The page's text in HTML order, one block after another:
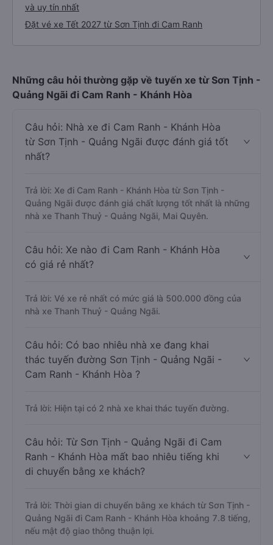
và uy tín nhất
Đặt vé xe Tết 2027 từ Sơn Tịnh đi Cam Ranh
Những câu hỏi thường gặp về tuyến xe từ Sơn Tịnh -
Quảng Ngãi đi Cam Ranh - Khánh Hòa
Câu hỏi: Nhà xe đi Cam Ranh - Khánh Hòa
từ Sơn Tịnh - Quảng Ngãi được đánh giá tốt
nhất?
Trả lời: Xe đi Cam Ranh - Khánh Hòa từ Sơn Tịnh -
Quảng Ngãi được đánh giá chất lượng tốt nhất là những
nhà xe Thanh Thuỷ - Quảng Ngãi, Mai Quyên.
Câu hỏi: Xe nào đi Cam Ranh - Khánh Hòa
có giá rẻ nhất?
Trả lời: Vé xe rẻ nhất có mức giá là 500.000 đồng của
nhà xe Thanh Thuỷ - Quảng Ngãi.
Câu hỏi: Có bao nhiêu nhà xe đang khai
thác tuyến đường Sơn Tịnh - Quảng Ngãi -
Cam Ranh - Khánh Hòa ?
Trả lời: Hiện tại có 2 nhà xe khai thác tuyến đường.
Câu hỏi: Từ Sơn Tịnh - Quảng Ngãi đi Cam
Ranh - Khánh Hòa mất bao nhiêu tiếng khi
di chuyển bằng xe khách?
Trả lời: Thời gian di chuyển bằng xe khách từ Sơn Tịnh -
Quảng Ngãi đi Cam Ranh - Khánh Hòa khoảng 7.8 tiếng,
nếu mật độ giao thông thuận lợi.